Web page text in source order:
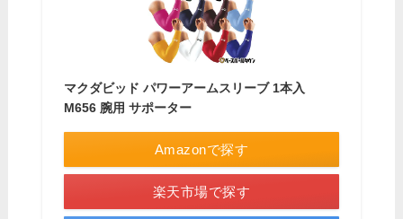
マクダビッド パワーアームスリーブ 1本入
M656 腕用 サポーター
Amazonで探す
楽天市場で探す